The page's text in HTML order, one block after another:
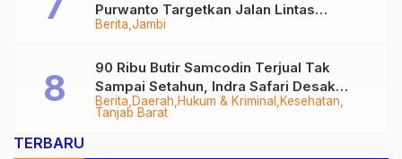
Berita Jambi
Purwanto Targetkan Jalan Lintas
Tungkal-Jambi Mulus di 2028
Berita Daerah Hukum & Kriminal
Kesehatan
Tanjab Barat
90 Ribu Butir Samcodin Terjual Tak
Sampai Setahun, Indra Safari Desak
Audit Menyeluruh
TERBARU